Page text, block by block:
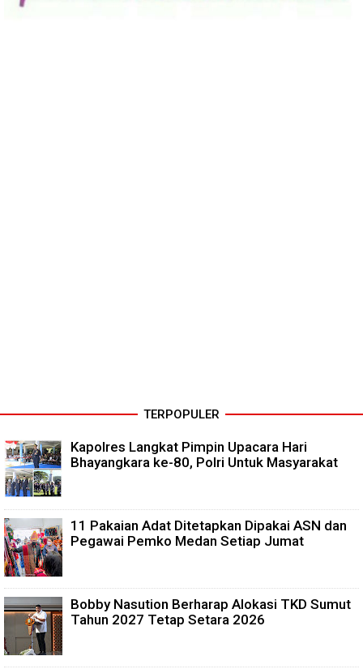
TERPOPULER
Kapolres Langkat Pimpin Upacara Hari
Bhayangkara ke-80, Polri Untuk Masyarakat
11 Pakaian Adat Ditetapkan Dipakai ASN dan
Pegawai Pemko Medan Setiap Jumat
Bobby Nasution Berharap Alokasi TKD Sumut
Tahun 2027 Tetap Setara 2026